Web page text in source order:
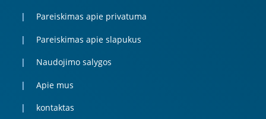
Pareiskimas apie privatuma
Pareiskimas apie slapukus
Naudojimo salygos
Apie mus
kontaktas